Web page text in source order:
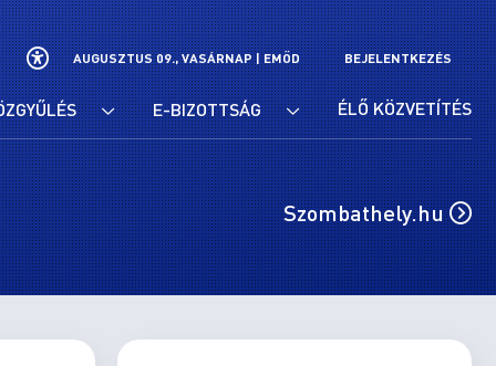
AUGUSZTUS 09., VASÁRNAP |EMŐD BEJELENTKEZÉS
E-BIZOTTSÁG ÉLŐ KÖZVETÍTÉS
Szombathely.hu